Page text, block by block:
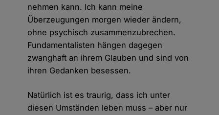
nehmen kann. Ich kann meine
Überzeugungen morgen wieder ändern,
ohne psychisch zusammenzubrechen.
Fundamentalisten hängen dagegen
zwanghaft an ihrem Glauben und sind von
ihren Gedanken besessen.
Natürlich ist es traurig, dass ich unter
diesen Umständen leben muss – aber nur